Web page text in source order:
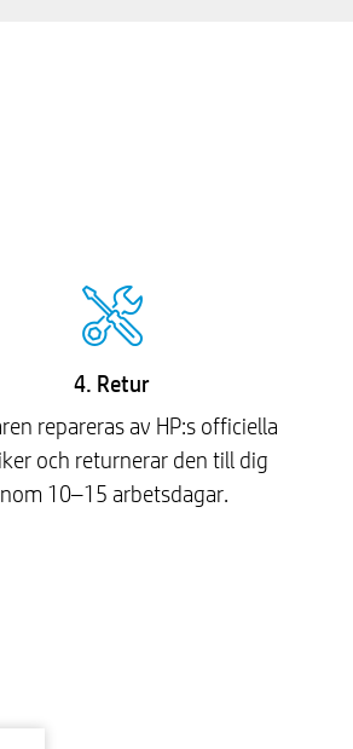
4. Retur
repareras av HP:s officiella
och returnerar den till dig
10–15 arbetsdagar.